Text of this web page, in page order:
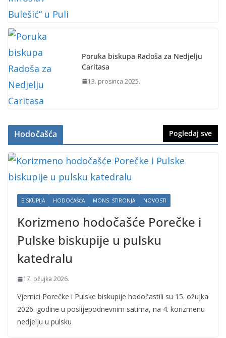
Poruka biskupa Radoša za Nedjelju
Caritasa
13. prosinca 2025.
Hodočašća Pogledaj sve
BISKUPIJA HODOČAŠĆA MONS. ŠTIRONJA NOVOSTI
Korizmeno hodočašće Porečke i
Pulske biskupije u pulsku
katedralu
17. ožujka 2026.
Vjernici Porečke i Pulske biskupije hodočastili su 15. ožujka
2026. godine u poslijepodnevnim satima, na 4. korizmenu
nedjelju u pulsku